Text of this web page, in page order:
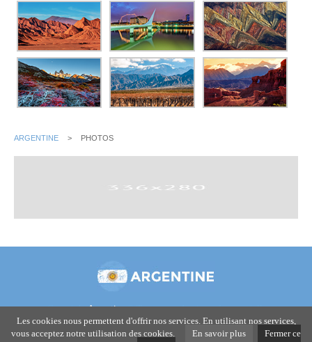
ARGENTINE > PHOTOS
CopyrightArgentine© Toute reproduction même partielle est
strictement interdite -Conditions d'utilisation
AMERIQUE-ASSURANCES BAGAGES -ANNULATION VOYAGE
Les cookies nous permettent d'offrir nos services. En utilisant nos services,
vous acceptez notre utilisation des cookies.
En savoir plus
Fermer ce